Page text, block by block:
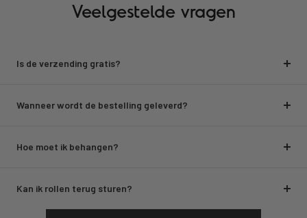
Veelgestelde vragen
Is de verzending gratis?
Wanneer wordt de bestelling geleverd?
Hoe moet ik behangen?
Kan ik rollen terug sturen?